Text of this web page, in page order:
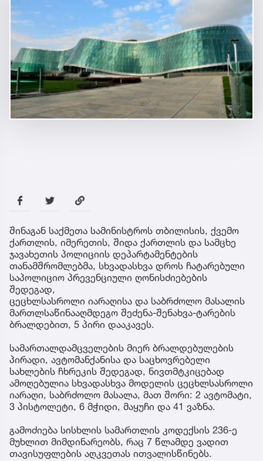
შინაგან საქმეთა სამინისტროს თბილისის, ქვემო
ქართლის, იმერეთის, შიდა ქართლის და სამცხე
ჯავახეთის პოლიციის დეპარტამენტების
თანამშრომლებმა, სხვადასხვა დროს ჩატარებული
საპოლიციო პრევენციული ღონისძიებების
შედეგად,
ცეცხლსასროლი იარაღისა და საბრძოლო მასალის
მართლსაწინააღმდეგო შეძენა-შენახვა-ტარების
ბრალდებით, 5 პირი დააკავეს.
სამართალდამცველების მიერ ბრალდებულების
პირადი, ავტომანქანისა და საცხოვრებელი
სახლების ჩხრეკის შედეგად, ნივთმტკიცებად
ამოღებულია სხვადასხვა მოდელის ცეცხლსასროლი
იარაღი, საბრძოლო მასალა, მათ შორი: 2 ავტომატი,
3 პისტოლეტი, 6 მჭიდი, მაყუჩი და 41 ვაზნა.
გამოძიება სისხლის სამართლის კოდექსის 236-ე
მუხლით მიმდინარეობს, რაც 7 წლამდე ვადით
თავისუფლების აღკვეთას ითვალისწინებს.